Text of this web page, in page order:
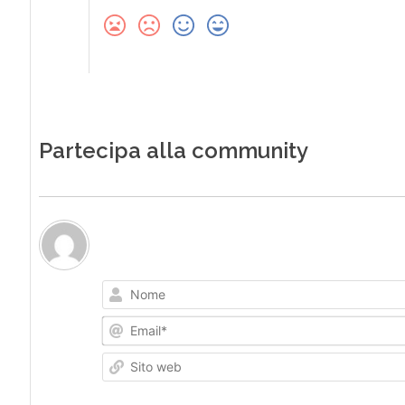
Partecipa alla community